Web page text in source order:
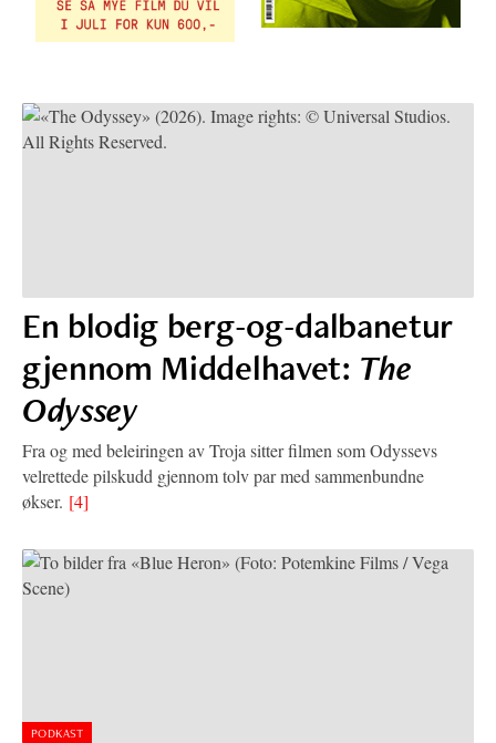
En blodig berg-og-dalbanetur
gjennom Middelhavet: The
Odyssey
Fra og med beleiringen av Troja sitter filmen som Odyssevs
velrettede pilskudd gjennom tolv par med sammenbundne
økser. [4]
PODKAST